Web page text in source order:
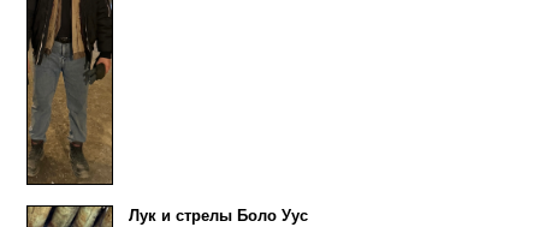
Лук и стрелы Боло Уус